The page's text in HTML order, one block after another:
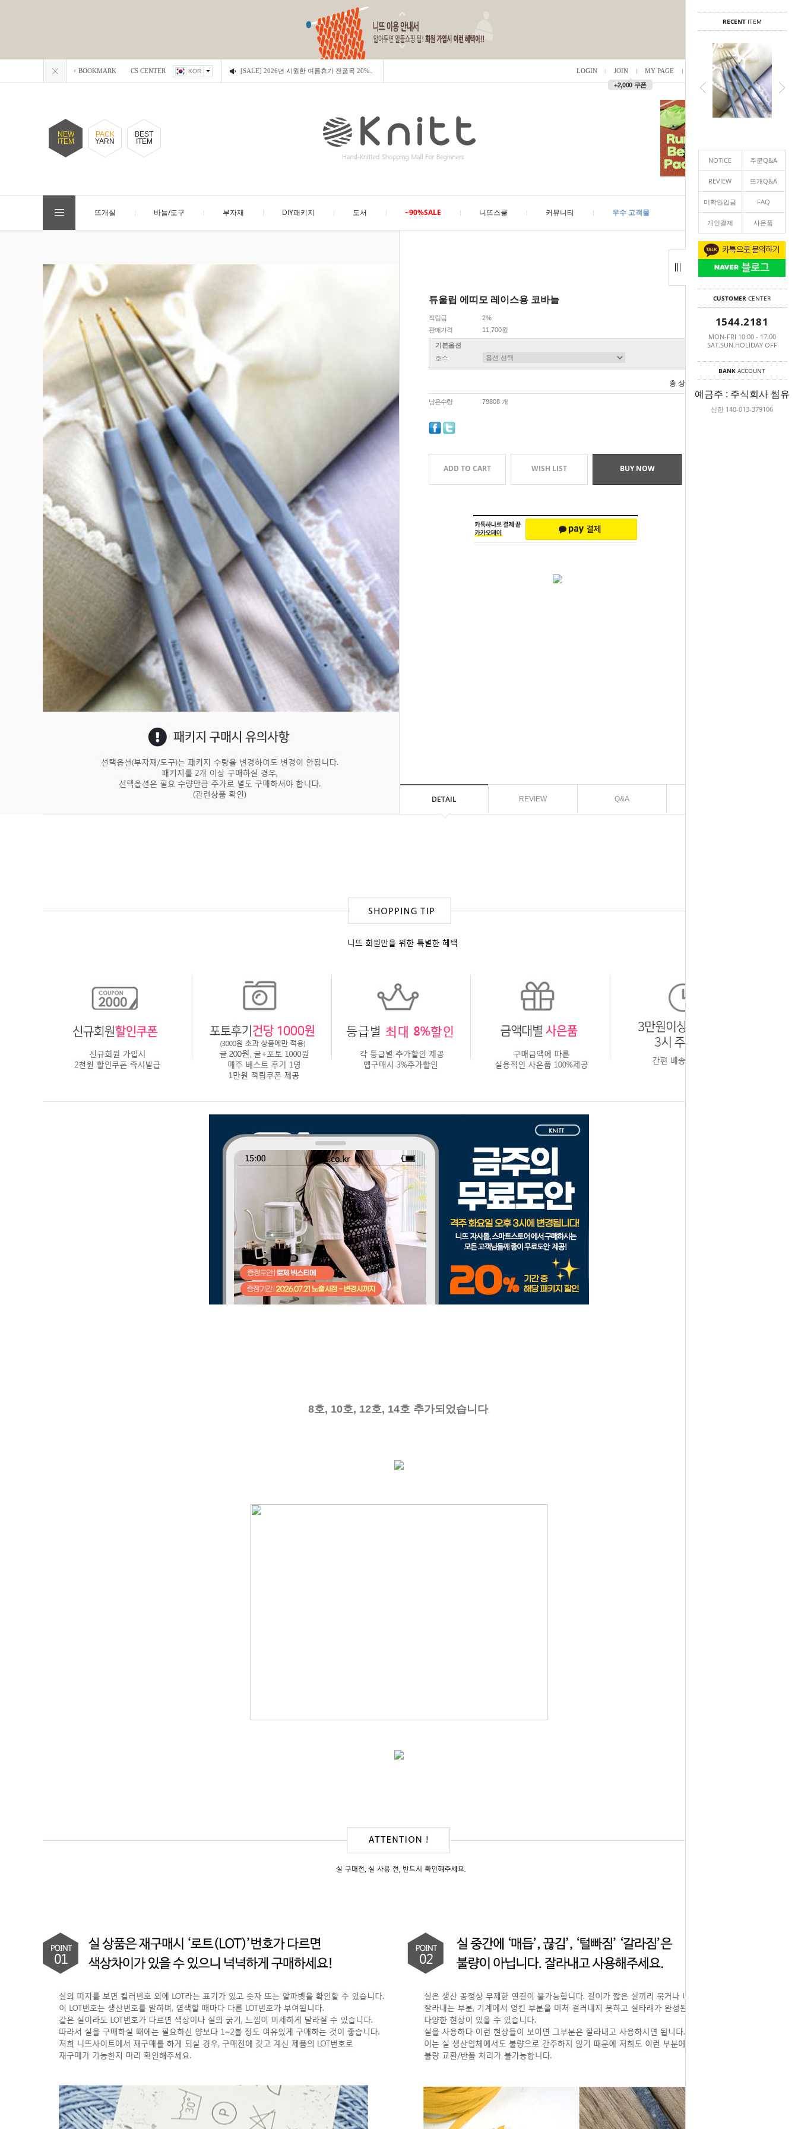
RECENTITEM
NOTICE 주문Q&A
REVIEW 뜨개Q&A
미확인입금 FAQ
개인결제 사은품
CUSTOMER CENTER
1544.2181
MON-FRI 10:00 - 17:00
SAT.SUN.HOLIDAY OFF
BANK ACCOUNT
예금주 : 주식회사 썸유
신한 140-013-379106
+ BOOKMARK CS CENTER KOR [SALE] 2026년 시원한 여름휴가 전품목 20%.. LOGIN JOIN
▲
+2,000 쿠폰
MY PAGE / 0
NEW
ITEM
PACK
YARN
BEST
ITEM
뜨개실 바늘/도구 부자재 DIY패키지 도서 ~90%SALE 니뜨스쿨 커뮤니티 우수 고객몰
튜울립 에띠모 레이스용 코바늘
적립금
2%
판매가격
11,700원
기본옵션
호수
총 상품 금액
남은수량 79808 개
ADD TO CART WISH LIST BUY NOW
DETAIL REVIEW Q&A
8호, 10호, 12호, 14호 추가되었습니다.